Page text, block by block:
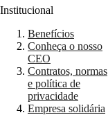
Institucional
Benefícios
Conheça o nosso
CEO
Contratos, normas
e política de
privacidade
Empresa solidária